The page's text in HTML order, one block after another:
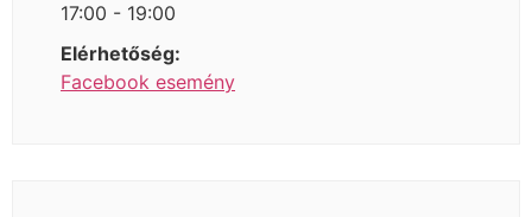
17:00 - 19:00
Elérhetőség:
Facebook esemény